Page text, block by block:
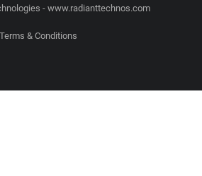
- www.radianttechnos.com
Terms & Conditions